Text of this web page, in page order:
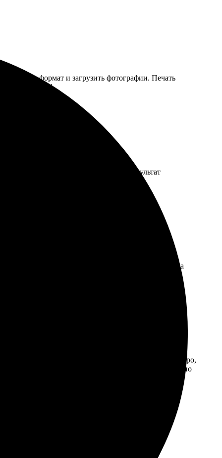
выбрать формат и загрузить фотографии. Печать
всем!
в срок, все на высшем уровне. Результат
на все вопросы. Через несколько дней забрала
и четкостью изображений. Всё сделано очень быстро,
никаких проблем. Доставка в срок, упаковано